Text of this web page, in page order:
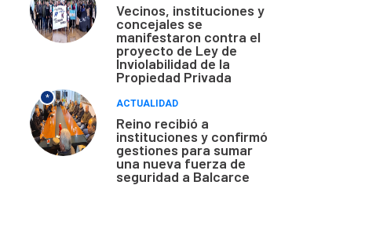
Vecinos, instituciones y
concejales se
manifestaron contra el
proyecto de Ley de
Inviolabilidad de la
Propiedad Privada
*
ACTUALIDAD
Reino recibió a
instituciones y confirmó
gestiones para sumar
una nueva fuerza de
seguridad a Balcarce